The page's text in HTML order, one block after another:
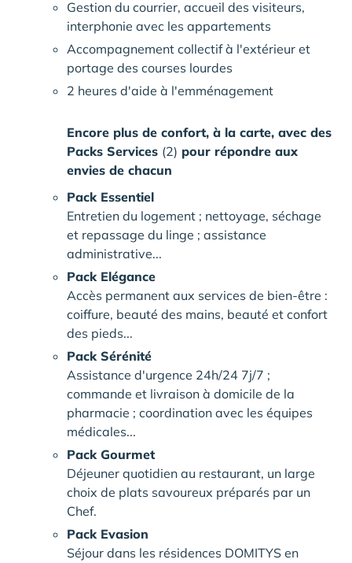
Gestion du courrier, accueil des visiteurs,
interphonie avec les appartements
Accompagnement collectif à l'extérieur et
portage des courses lourdes
2 heures d'aide à l'emménagement
Encore plus de confort, à la carte, avec des
Packs Services (2) pour répondre aux
envies de chacun
Pack Essentiel
Entretien du logement ; nettoyage, séchage
et repassage du linge ; assistance
administrative...
Pack Elégance
Accès permanent aux services de bien-être :
coiffure, beauté des mains, beauté et confort
des pieds...
Pack Sérénité
Assistance d'urgence 24h/24 7j/7 ;
commande et livraison à domicile de la
pharmacie ; coordination avec les équipes
médicales...
Pack Gourmet
Déjeuner quotidien au restaurant, un large
choix de plats savoureux préparés par un
Chef.
Pack Evasion
Séjour dans les résidences DOMITYS en